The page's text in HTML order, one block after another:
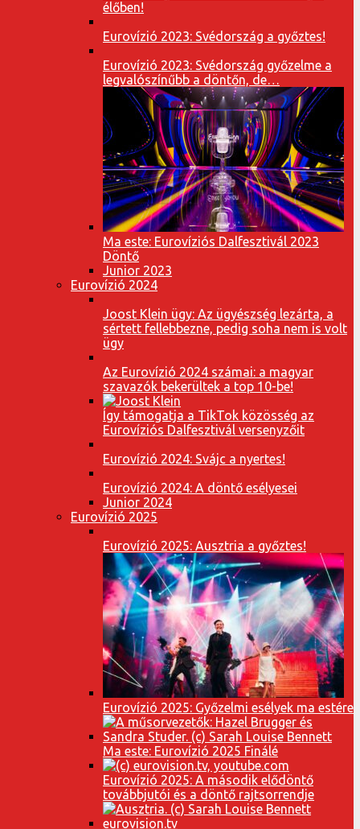
élőben!
Eurovízió 2023: Svédország a győztes!
Eurovízió 2023: Svédország győzelme a
legvalószínűbb a döntőn, de…
Ma este: Eurovíziós Dalfesztivál 2023
Döntő
Junior 2023
Eurovízió 2024
Joost Klein ügy: Az ügyészség lezárta, a
sértett fellebbezne, pedig soha nem is volt
ügy
Az Eurovízió 2024 számai: a magyar
szavazók bekerültek a top 10-be!
Így támogatja a TikTok közösség az
Eurovíziós Dalfesztivál versenyzőit
Eurovízió 2024: Svájc a nyertes!
Eurovízió 2024: A döntő esélyesei
Junior 2024
Eurovízió 2025
Eurovízió 2025: Ausztria a győztes!
Eurovízió 2025: Győzelmi esélyek ma estére
Ma este: Eurovízió 2025 Finálé
Eurovízió 2025: A második elődöntő
továbbjutói és a döntő rajtsorrendje